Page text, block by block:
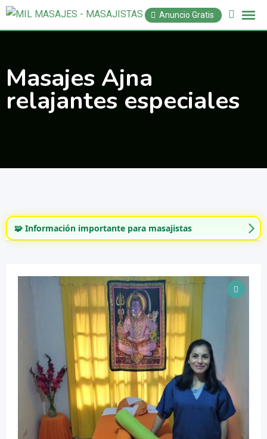
Saltar
Anuncio Gratis
Masajes Ajna
relajantes especiales
🧩 Información importante para masajistas